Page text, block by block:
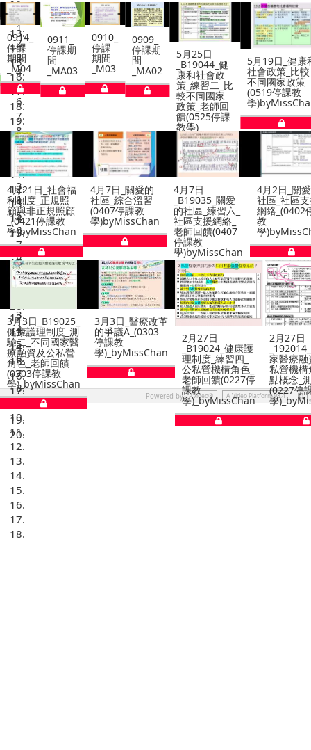
0911_
停課期
間
_MA03
0910_
停課
期間
_M03
0909_
停課期
間
_MA02
5月25日
_B19044_健
康和社會政
策_練習二_比
較不同國家
政策_老師回
饋(0525停課
byMissChan
5月19日_健康和
社會政策_比較
不同國家政策
(0519停課教
學)byMissChan
5
和
習
老
停
4月7日_關愛的
社區_綜合溫習
(0407停課教
學)byMissChan
4月7日
_B19035_關愛
的社區_練習六_
社區支援網絡_
老師回饋(0407
停課教
4月2日_關愛的
社區_社區支援
網絡_(0402停課
教
學)byMissChan
4月2日
_B19034_
的社區_練
人際支援
老師回饋
停課教
學
3月3日_醫療改革
的爭議A_(0303
停課教
學)_byMissChan
2月27日
_B19024_健康護
理制度_練習四_
公私營機構角色_
老師回饋(0227停
課教
學)_byMissChan
2月27日
_192014_不同國
家醫療融資及公
私營機構角色_重
點概念_測驗溫習
(0227停課教
學)_byMissChan
2月25
機構
課教
學
Powered by AVideo® - A Video Platform v8.4